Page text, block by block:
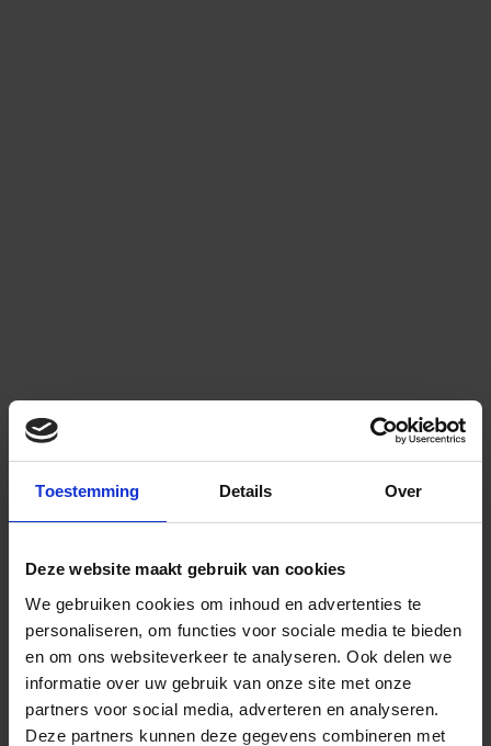
Toestemming Details Over
Deze website maakt gebruik van cookies
We gebruiken cookies om inhoud en advertenties te
personaliseren, om functies voor sociale media te bieden
en om ons websiteverkeer te analyseren. Ook delen we
informatie over uw gebruik van onze site met onze
partners voor social media, adverteren en analyseren.
Deze partners kunnen deze gegevens combineren met